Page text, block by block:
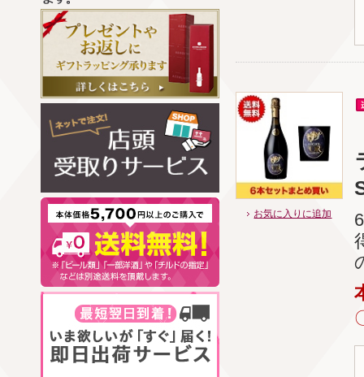
お気に入りに追加